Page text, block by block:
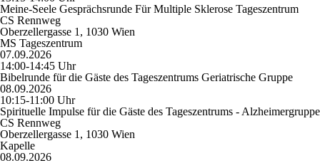
Meine-Seele Gesprächsrunde Für Multiple Sklerose Tageszentrum
CS Rennweg
Oberzellergasse 1, 1030 Wien
MS Tageszentrum
07.09.2026
14:00-14:45 Uhr
Bibelrunde für die Gäste des Tageszentrums Geriatrische Gruppe
08.09.2026
10:15-11:00 Uhr
Spirituelle Impulse für die Gäste des Tageszentrums - Alzheimergruppe
CS Rennweg
Oberzellergasse 1, 1030 Wien
Kapelle
08.09.2026